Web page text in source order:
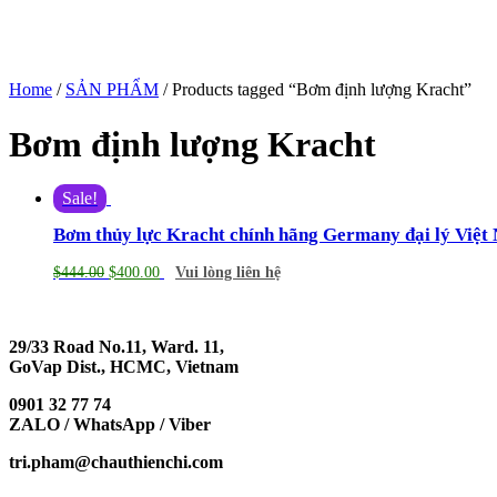
Home / SẢN PHẨM / Products tagged “Bơm định lượng Kracht”
Bơm định lượng Kracht
Sale!
Bơm thủy lực Kracht chính hãng Germany đại lý Việt
$444.00 $400.00 Vui lòng liên hệ
29/33 Road No.11, Ward. 11,
GoVap Dist., HCMC, Vietnam
0901 32 77 74
ZALO / WhatsApp / Viber
tri.pham@chauthienchi.com